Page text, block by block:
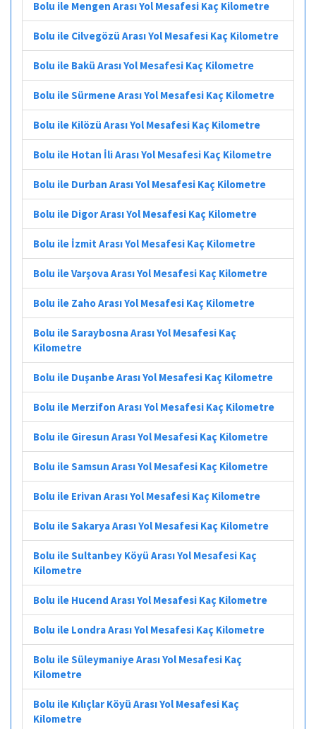
Bolu ile Mengen Arası Yol Mesafesi Kaç Kilometre
Bolu ile Cilvegözü Arası Yol Mesafesi Kaç Kilometre
Bolu ile Bakü Arası Yol Mesafesi Kaç Kilometre
Bolu ile Sürmene Arası Yol Mesafesi Kaç Kilometre
Bolu ile Kilözü Arası Yol Mesafesi Kaç Kilometre
Bolu ile Hotan İli Arası Yol Mesafesi Kaç Kilometre
Bolu ile Durban Arası Yol Mesafesi Kaç Kilometre
Bolu ile Digor Arası Yol Mesafesi Kaç Kilometre
Bolu ile İzmit Arası Yol Mesafesi Kaç Kilometre
Bolu ile Varşova Arası Yol Mesafesi Kaç Kilometre
Bolu ile Zaho Arası Yol Mesafesi Kaç Kilometre
Bolu ile Saraybosna Arası Yol Mesafesi Kaç
Kilometre
Bolu ile Duşanbe Arası Yol Mesafesi Kaç Kilometre
Bolu ile Merzifon Arası Yol Mesafesi Kaç Kilometre
Bolu ile Giresun Arası Yol Mesafesi Kaç Kilometre
Bolu ile Samsun Arası Yol Mesafesi Kaç Kilometre
Bolu ile Erivan Arası Yol Mesafesi Kaç Kilometre
Bolu ile Sakarya Arası Yol Mesafesi Kaç Kilometre
Bolu ile Sultanbey Köyü Arası Yol Mesafesi Kaç
Kilometre
Bolu ile Hucend Arası Yol Mesafesi Kaç Kilometre
Bolu ile Londra Arası Yol Mesafesi Kaç Kilometre
Bolu ile Süleymaniye Arası Yol Mesafesi Kaç
Kilometre
Bolu ile Kılıçlar Köyü Arası Yol Mesafesi Kaç
Kilometre